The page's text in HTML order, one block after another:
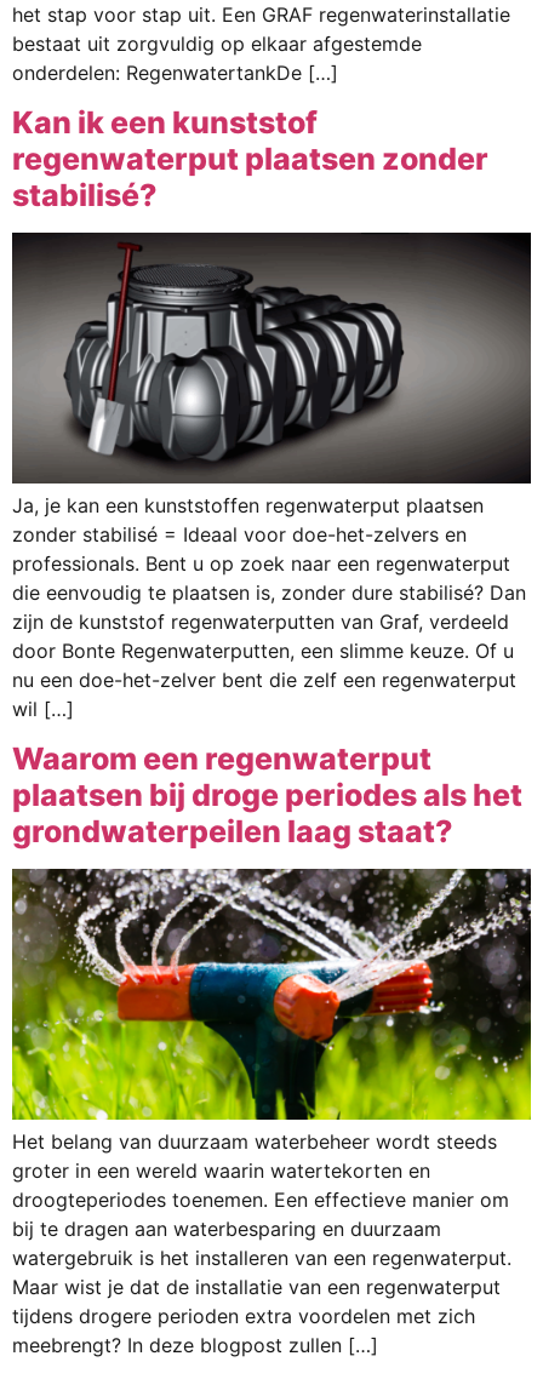
het stap voor stap uit. Een GRAF regenwaterinstallatie
bestaat uit zorgvuldig op elkaar afgestemde
onderdelen: RegenwatertankDe […]
Kan ik een kunststof
regenwaterput plaatsen zonder
stabilisé?
Ja, je kan een kunststoffen regenwaterput plaatsen
zonder stabilisé = Ideaal voor doe-het-zelvers en
professionals. Bent u op zoek naar een regenwaterput
die eenvoudig te plaatsen is, zonder dure stabilisé? Dan
zijn de kunststof regenwaterputten van Graf, verdeeld
door Bonte Regenwaterputten, een slimme keuze. Of u
nu een doe-het-zelver bent die zelf een regenwaterput
wil […]
Waarom een regenwaterput
plaatsen bij droge periodes als het
grondwaterpeilen laag staat?
Het belang van duurzaam waterbeheer wordt steeds
groter in een wereld waarin watertekorten en
droogteperiodes toenemen. Een effectieve manier om
bij te dragen aan waterbesparing en duurzaam
watergebruik is het installeren van een regenwaterput.
Maar wist je dat de installatie van een regenwaterput
tijdens drogere perioden extra voordelen met zich
meebrengt? In deze blogpost zullen […]